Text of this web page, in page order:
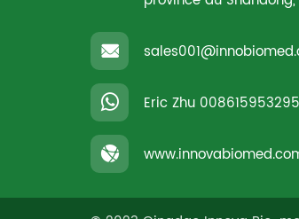
Eric Zhu